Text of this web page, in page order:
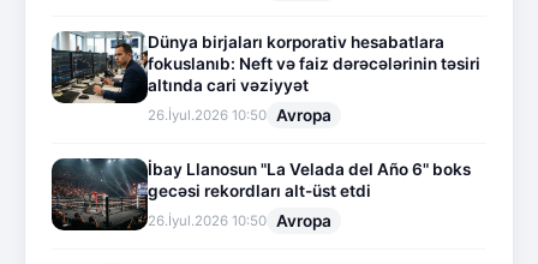
Dünya birjaları korporativ hesabatlara
fokuslanıb: Neft və faiz dərəcələrinin təsiri
altında cari vəziyyət
26.İyul.2026 10:50 Avropa
İbay Llanosun "La Velada del Año 6" boks
gecəsi rekordları alt-üst etdi
26.İyul.2026 10:50 Avropa